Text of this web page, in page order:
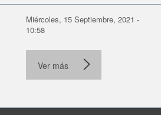
Miércoles, 15 Septiembre, 2021 -
10:58
Ver más